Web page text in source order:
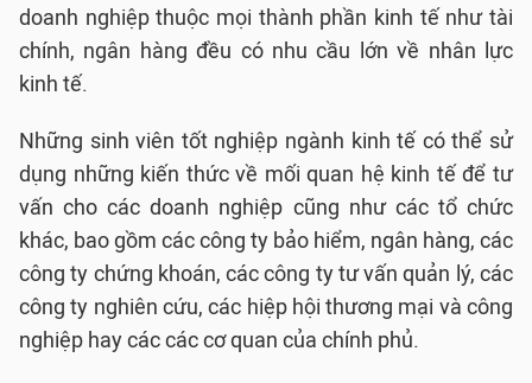
doanh nghiệp thuộc mọi thành phần kinh tế như tài
chính, ngân hàng đều có nhu cầu lớn về nhân lực
kinh tế.
Những sinh viên tốt nghiệp ngành kinh tế có thể sử
dụng những kiến thức về mối quan hệ kinh tế để tư
vấn cho các doanh nghiệp cũng như các tổ chức
khác, bao gồm các công ty bảo hiểm, ngân hàng, các
công ty chứng khoán, các công ty tư vấn quản lý, các
công ty nghiên cứu, các hiệp hội thương mại và công
nghiệp hay các các cơ quan của chính phủ.